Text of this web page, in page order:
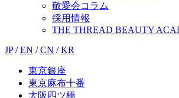
敬愛会コラム
採用情報
THE THREAD BEAUTY
JP / EN / CN / KR
東京銀座
東京麻布十番
大阪四ツ橋